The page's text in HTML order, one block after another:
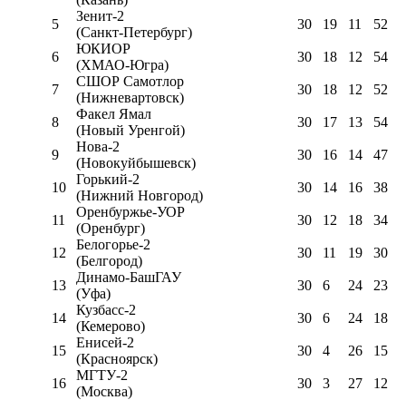
5
Зенит-2
(Санкт-Петербург)
30 19 11 52
6
ЮКИОР
(ХМАО-Югра)
30 18 12 54
7
СШОР Самотлор
(Нижневартовск)
30 18 12 52
8
Факел Ямал
(Новый Уренгой)
30 17 13 54
9
Нова-2
(Новокуйбышевск)
30 16 14 47
10
Горький-2
(Нижний Новгород)
30 14 16 38
11
Оренбуржье-УОР
(Оренбург)
30 12 18 34
12
Белогорье-2
(Белгород)
30 11 19 30
13
Динамо-БашГАУ
(Уфа)
30 6 24 23
14
Кузбасс-2
(Кемерово)
30 6 24 18
15
Енисей-2
(Красноярск)
30 4 26 15
16
МГТУ-2
(Москва)
30 3 27 12